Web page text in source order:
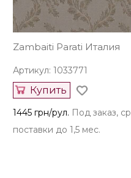
Zambaiti Parati Италия
Артикул: 1033771
Купить
1445 грн/рул. Под заказ,
поставки до 1,5 мес.